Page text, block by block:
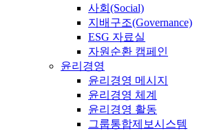
사회(Social)
지배구조(Governance)
ESG 자료실
자원순환 캠페인
윤리경영
윤리경영 메시지
윤리경영 체계
윤리경영 활동
그룹통합제보시스템